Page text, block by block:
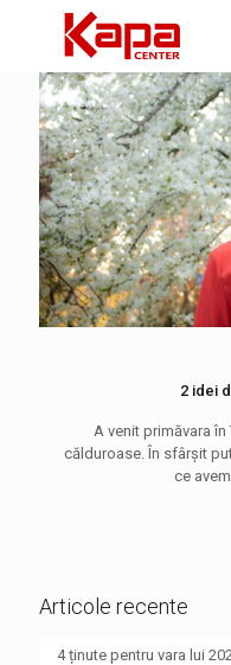
2 idei
A venit primăvara
călduroase. În sfârșit
ce
Articole recente
4 ținute pentru vara lui